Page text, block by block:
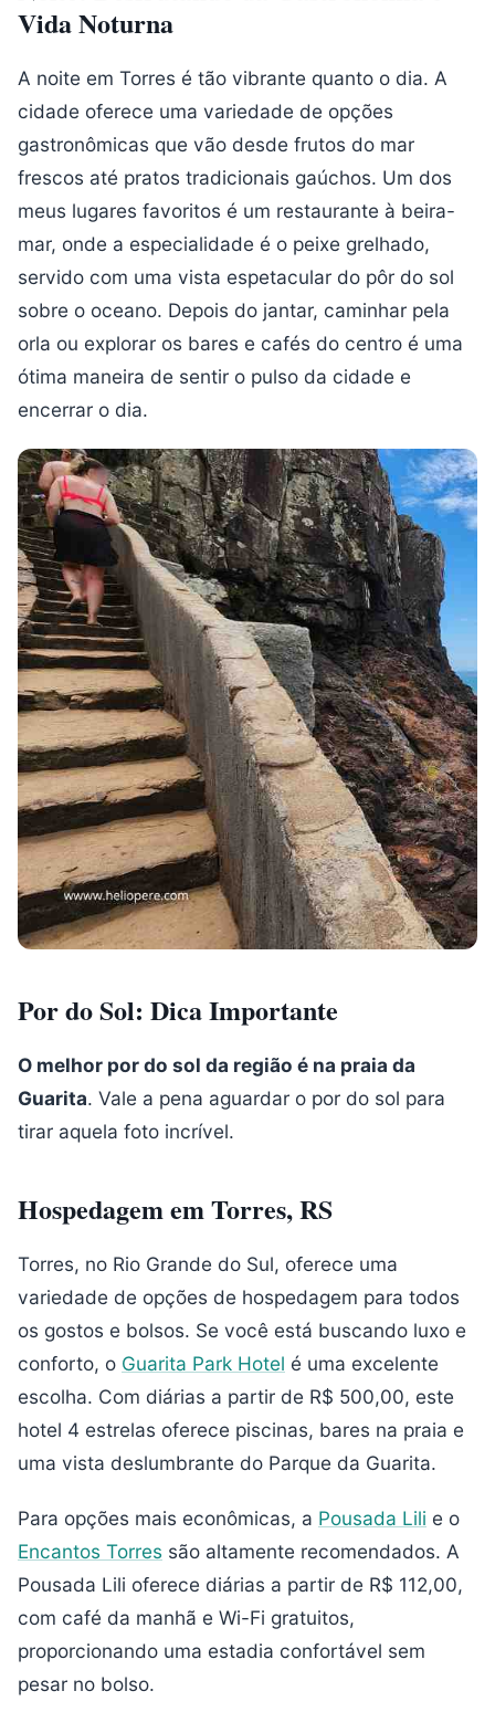
Vida Noturna
A noite em Torres é tão vibrante quanto o dia. A
cidade oferece uma variedade de opções
gastronômicas que vão desde frutos do mar
frescos até pratos tradicionais gaúchos. Um dos
meus lugares favoritos é um restaurante à beira-
mar, onde a especialidade é o peixe grelhado,
servido com uma vista espetacular do pôr do sol
sobre o oceano. Depois do jantar, caminhar pela
orla ou explorar os bares e cafés do centro é uma
ótima maneira de sentir o pulso da cidade e
encerrar o dia.
Por do Sol: Dica Importante
O melhor por do sol da região é na praia da
Guarita. Vale a pena aguardar o por do sol para
tirar aquela foto incrível.
Hospedagem em Torres, RS
Torres, no Rio Grande do Sul, oferece uma
variedade de opções de hospedagem para todos
os gostos e bolsos. Se você está buscando luxo e
conforto, o Guarita Park Hotel é uma excelente
escolha. Com diárias a partir de R$ 500,00, este
hotel 4 estrelas oferece piscinas, bares na praia e
uma vista deslumbrante do Parque da Guarita.
Para opções mais econômicas, a Pousada Lili e o
Encantos Torres são altamente recomendados. A
Pousada Lili oferece diárias a partir de R$ 112,00,
com café da manhã e Wi-Fi gratuitos,
proporcionando uma estadia confortável sem
pesar no bolso.